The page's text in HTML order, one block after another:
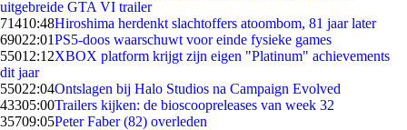
uitgebreide GTA VI trailer
71410:48Hiroshima herdenkt slachtoffers atoombom, 81 jaar later
69022:01PS5-doos waarschuwt voor einde fysieke games
55012:12XBOX platform krijgt zijn eigen "Platinum" achievements
dit jaar
55022:04Ontslagen bij Halo Studios na Campaign Evolved
43305:00Trailers kijken: de bioscoopreleases van week 32
35709:05Peter Faber (82) overleden